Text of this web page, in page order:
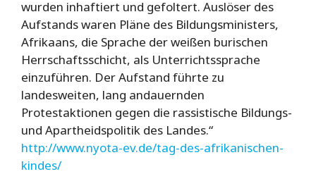
wurden inhaftiert und gefoltert. Auslöser des
Aufstands waren Pläne des Bildungsministers,
Afrikaans, die Sprache der weißen burischen
Herrschaftsschicht, als Unterrichtssprache
einzuführen. Der Aufstand führte zu
landesweiten, lang andauernden
Protestaktionen gegen die rassistische Bildungs-
und Apartheidspolitik des Landes.“
http://www.nyota-ev.de/tag-des-afrikanischen-
kindes/